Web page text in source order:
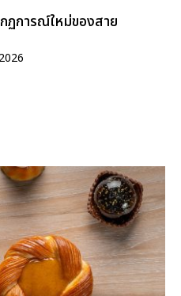
การณ์ใหม่ของสาย